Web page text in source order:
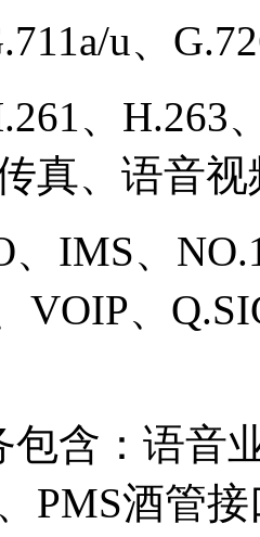
u、
、H.263
真、语音
IMS、
VOIP、
包含：语音
PMS酒管